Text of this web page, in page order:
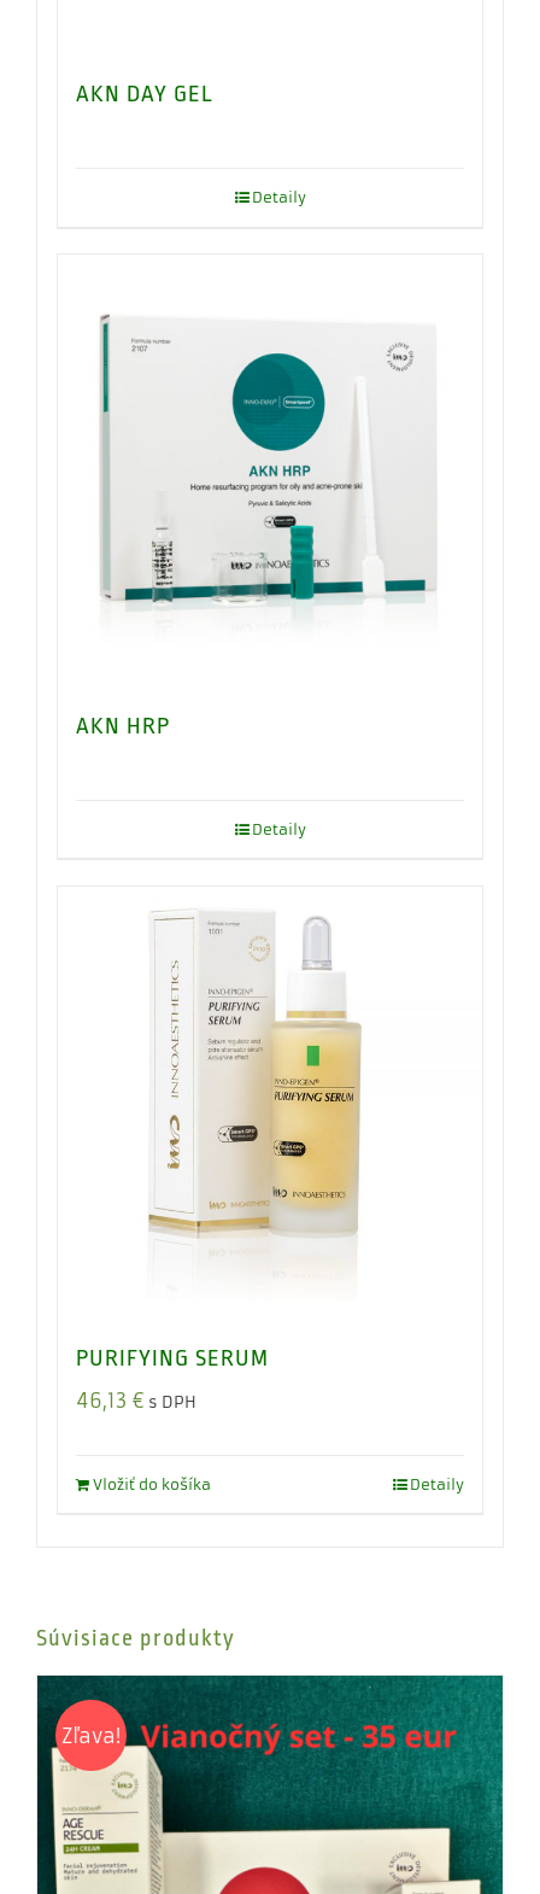
AKN DAY GEL
Detaily
AKN HRP
Detaily
PURIFYING SERUM
46,13 € s DPH
Vložiť do košíka Detaily
Súvisiace produkty
Zľava!